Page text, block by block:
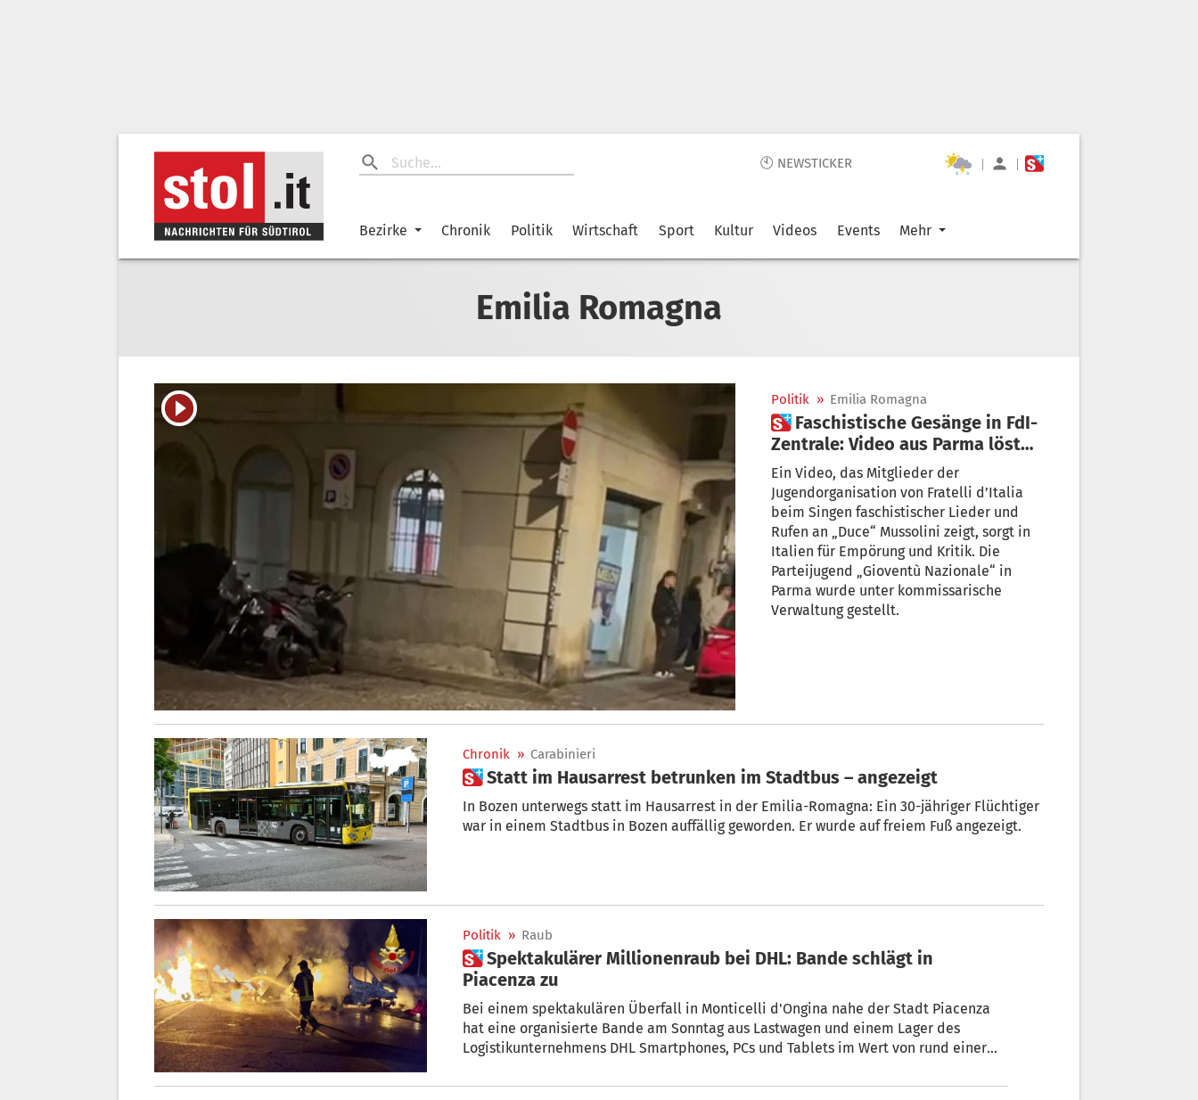
🕙 NEWSTICKER | |
Bezirke Chronik Politik Wirtschaft Sport Kultur Videos Events Mehr
Emilia Romagna
Politik » Emilia Romagna
 Faschistische Gesänge in FdI-
Zentrale: Video aus Parma löst
Empörung aus
Ein Video, das Mitglieder der
Jugendorganisation von Fratelli d’Italia
beim Singen faschistischer Lieder und
Rufen an „Duce“ Mussolini zeigt, sorgt in
Italien für Empörung und Kritik. Die
Parteijugend „Gioventù Nazionale“ in
Parma wurde unter kommissarische
Verwaltung gestellt.
Chronik » Carabinieri
 Statt im Hausarrest betrunken im Stadtbus – angezeigt
In Bozen unterwegs statt im Hausarrest in der Emilia-Romagna: Ein 30-jähriger Flüchtiger
war in einem Stadtbus in Bozen auffällig geworden. Er wurde auf freiem Fuß angezeigt.
Politik » Raub
 Spektakulärer Millionenraub bei DHL: Bande schlägt in
Piacenza zu
Bei einem spektakulären Überfall in Monticelli d'Ongina nahe der Stadt Piacenza
hat eine organisierte Bande am Sonntag aus Lastwagen und einem Lager des
Logistikunternehmens DHL Smartphones, PCs und Tablets im Wert von rund einer